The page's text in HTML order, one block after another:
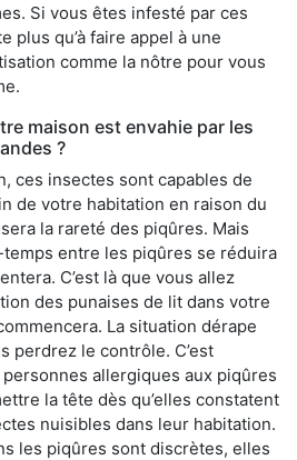
Si vous êtes infesté par ces
plus qu’à faire appel à une
comme la nôtre pour vous
maison est envahie par les
?
ces insectes sont capables de
de votre habitation en raison du
la rareté des piqûres. Mais
temps entre les piqûres se réduira
C’est là que vous allez
des punaises de lit dans votre
La situation dérape
perdrez le contrôle. C’est
allergiques aux piqûres
la tête dès qu’elles constatent
nuisibles dans leur habitation.
les piqûres sont discrètes, elles